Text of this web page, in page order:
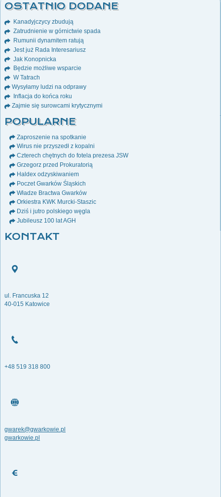
OSTATNIO DODANE
Kanadyjczycy zbudują
Zatrudnienie w górnictwie spada
Rumunii dynamitem ratują
Jest już Rada Interesariusz
Jak Konopnicka
Będzie możliwe wsparcie
W Tatrach
Wysyłamy ludzi na odprawy
Inflacja do końca roku
Zajmie się surowcami krytycznymi
POPULARNE
Zaproszenie na spotkanie
Wirus nie przyszedł z kopalni
Czterech chętnych do fotela prezesa JSW
Grzegorz przed Prokuratorią
Haldex odzyskiwaniem
Poczet Gwarków Śląskich
Władze Bractwa Gwarków
Orkiestra KWK Murcki-Staszic
Dziś i jutro polskiego węgla
Jubileusz 100 lat AGH
KONTAKT
ul. Francuska 12
40-015 Katowice
+48 519 318 800
gwarek@gwarkowie.pl
gwarkowie.pl